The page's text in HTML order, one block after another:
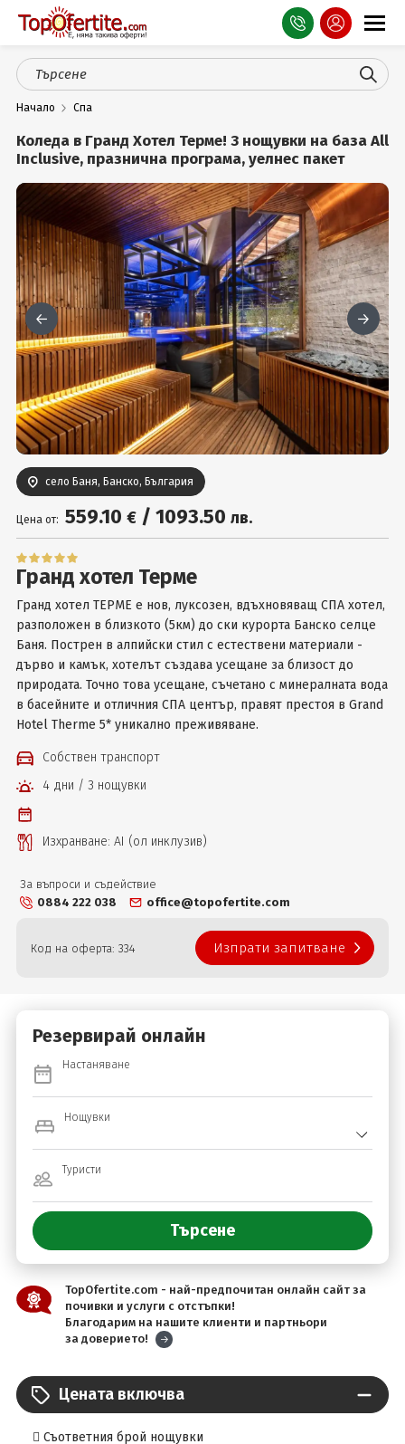
Оферти
СПА
Планина
Море
Чужбина
Празници
Турция
Гърция
Услуги
Вход
Начало Спа
Коледа в Гранд Хотел Терме! 3 нощувки на база All
Inclusive, празнична програма, уелнес пакет
село Баня, Банско, България
Цена от: 559.10 € / 1093.50 лв.
Гранд хотел Терме
Гранд хотел ТЕРМЕ е нов, луксозен, вдъхновяващ СПА хотел,
разположен в близкото (5км) до ски курорта Банско селце
Баня. Пострен в алпийски стил с естествени материали -
дърво и камък, хотелът създава усещане за близост до
природата. Точно това усещане, съчетано с минералната вода
в басейните и отличния СПА център, правят престоя в Grand
Hotel Therme 5* уникално преживяване.
Собствен транспорт
4 дни / 3 нощувки
Изхранване: AI (ол инклузив)
За въпроси и съдействие
0884 222 038
office@topofertite.com
Код на оферта: 334 Изпрати запитване
Резервирай онлайн
Настаняване
Нощувки
Туристи
TopOfertite.com - най-предпочитан онлайн сайт за
почивки и услуги с отстъпки!
Благодарим на нашите клиенти и партньори
за доверието!
Цената включва
 Съответния брой нощувки